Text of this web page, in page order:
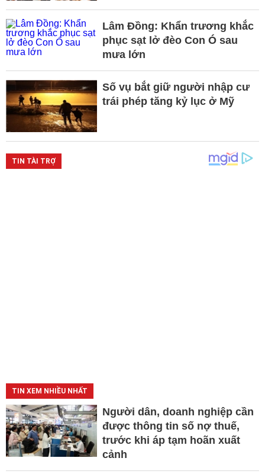
Lâm Đồng: Khẩn trương khắc
phục sạt lở đèo Con Ó sau
mưa lớn
Số vụ bắt giữ người nhập cư
trái phép tăng kỷ lục ở Mỹ
TIN XEM NHIỀU NHẤT
Người dân, doanh nghiệp cần
được thông tin số nợ thuế,
trước khi áp tạm hoãn xuất
cảnh